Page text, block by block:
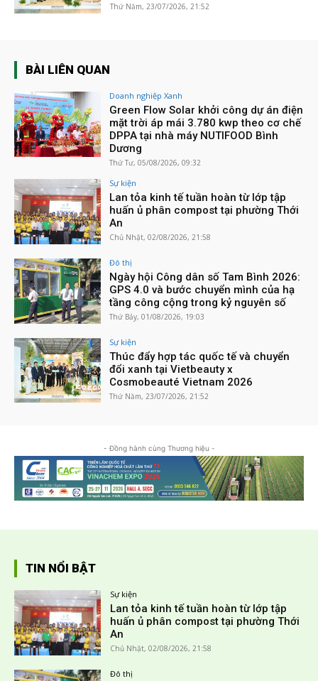
Thứ Năm, 23/07/2026, 21:52
BÀI LIÊN QUAN
Doanh nghiệp Xanh
Green Flow Solar khởi công dự án điện
mặt trời áp mái 3.780 kwp theo cơ chế
DPPA tại nhà máy NUTIFOOD Bình
Dương
Thứ Tư, 05/08/2026, 09:32
Sự kiện
Lan tỏa kinh tế tuần hoàn từ lớp tập
huấn ủ phân compost tại phường Thới
An
Chủ Nhật, 02/08/2026, 21:58
Đô thị
Ngày hội Công dân số Tam Bình 2026:
GPS 4.0 và bước chuyển mình của hạ
tầng công cộng trong kỷ nguyên số
Thứ Bảy, 01/08/2026, 19:03
Sự kiện
Thúc đẩy hợp tác quốc tế và chuyển
đổi xanh tại Vietbeauty x
Cosmobeauté Vietnam 2026
Thứ Năm, 23/07/2026, 21:52
- Đồng hành cùng Thương hiệu -
TIN NỔI BẬT
Sự kiện
Lan tỏa kinh tế tuần hoàn từ lớp tập
huấn ủ phân compost tại phường Thới
An
Chủ Nhật, 02/08/2026, 21:58
Đô thị